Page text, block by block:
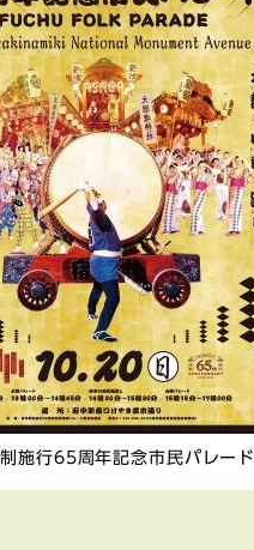
施行65周年記念市民パレード